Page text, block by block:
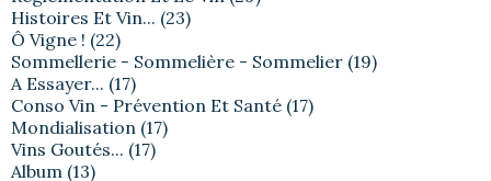
Histoires Et Vin... (23)
Ô Vigne ! (22)
Sommellerie - Sommelière - Sommelier (19)
A Essayer... (17)
Conso Vin - Prévention Et Santé (17)
Mondialisation (17)
Vins Goutés... (17)
Album (13)